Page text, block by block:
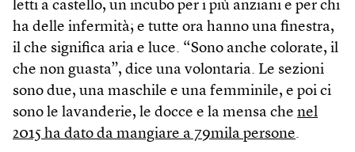
letti a castello, un incubo per i più anziani e per chi
ha delle infermità; e tutte ora hanno una finestra,
il che significa aria e luce. “Sono anche colorate, il
che non guasta”, dice una volontaria. Le sezioni
sono due, una maschile e una femminile, e poi ci
sono le lavanderie, le docce e la mensa che nel
2015 ha dato da mangiare a 79mila persone.